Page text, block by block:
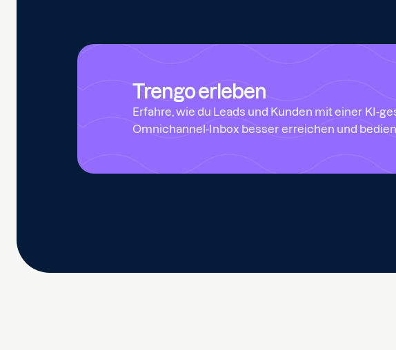
Trengo erleben
Erfahre, wie du Leads und Kunden mit einer KI-
Omnichannel-Inbox besser erreichen und